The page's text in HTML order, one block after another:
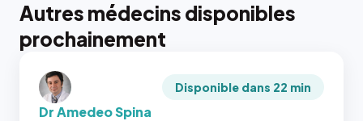
Autres médecins disponibles
prochainement
Disponible dans 22 min
Dr Amedeo Spina